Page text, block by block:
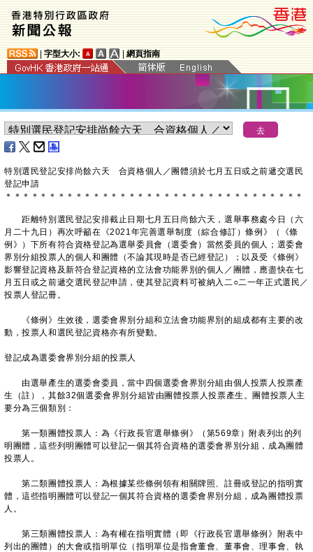
字型大小: 網頁指南
特別選民登記安排尚餘六天 合資格個人／團體須於七月五日或之前遞交選民
登記申請
＊ ＊ ＊ ＊ ＊ ＊ ＊ ＊ ＊ ＊ ＊ ＊ ＊ ＊ ＊ ＊ ＊ ＊ ＊ ＊ ＊ ＊ ＊ ＊ ＊ ＊ ＊ ＊ ＊ ＊ ＊ ＊ ＊ ＊
距離特別選民登記安排截止日期七月五日尚餘六天，選舉事務處今日（六
月二十九日）再次呼籲在《2021年完善選舉制度（綜合修訂）條例》（《條
例》）下所有符合資格登記為選舉委員會（選委會）當然委員的個人；選委會
界別分組投票人的個人和團體（不論其現時是否已經登記）；以及受《條例》
影響登記資格及新符合登記資格的立法會功能界別的個人／團體，應盡快在七
月五日或之前遞交選民登記申請，使其登記資料可被納入二○二一年正式選民／
投票人登記冊。
《條例》生效後，選委會界別分組和立法會功能界別的組成都有主要的改
動，投票人和選民登記資格亦有所變動。
登記成為選委會界別分組的投票人
由選舉產生的選委會委員，當中四個選委會界別分組由個人投票人投票產
生（註），其餘32個選委會界別分組皆由團體投票人投票產生。團體投票人主
要分為三個類別：
第一類團體投票人：為《行政長官選舉條例》（第569章）附表列出的列
明團體，這些列明團體可以登記一個其符合資格的選委會界別分組，成為團體
投票人。
第二類團體投票人：為根據某些條例領有相關牌照、註冊或登記的指明實
體，這些指明團體可以登記一個其符合資格的選委會界別分組，成為團體投票
人。
第三類團體投票人：為有權在指明實體（即《行政長官選舉條例》附表中
列出的團體）的大會或指明單位（指明單位是指會董會、董事會、理事會、執